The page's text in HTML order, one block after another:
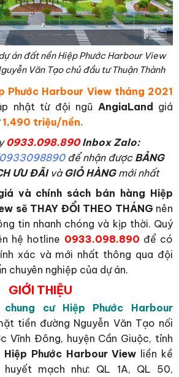
án đất nền Hiệp Phước Harbour View
Văn Tạo chủ đầu tư Thuận Thành
Phước Harbour View tháng 2021
nhật từ đội ngũ AngiaLand giá
1,490 triệu/nền.
0933.098.890 Inbox Zalo:
để nhận được BẢNG
ƯU ĐÃIvàGIỎ HÀNGmới nhất
và chính sách bán hàng Hiệp
sẽ THAY ĐỔI THEO THÁNG nên
tin nhanh chóng và kịp thời. Quý
hệ hotline 0933.098.890 để có
xác và mới nhất thông qua đội
chuyên nghiệp của dự án.
GIỚI THIỆU
cư Hiệp Phước Harbour
tiền đường Nguyễn Văn Tạo nối
Vĩnh Đông, huyện Cần Giuộc, tỉnh
Phước Harbour View liền kề
mạch như: QL 1A, QL 50,